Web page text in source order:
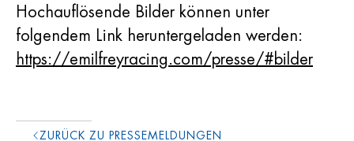
Hochauflösende Bilder können unter
folgendem Link heruntergeladen werden:
https://emilfreyracing.com/presse/#bilder
ZURÜCK ZU PRESSEMELDUNGEN